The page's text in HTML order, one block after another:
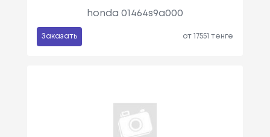
honda 01464s9a000
Заказать от 17551 тенге